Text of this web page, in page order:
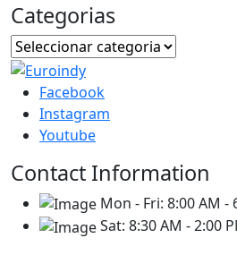
Categorias
Facebook
Instagram
Youtube
Contact Information
Mon - Fri: 8:00 AM -
Sat: 8:30 AM - 2:00